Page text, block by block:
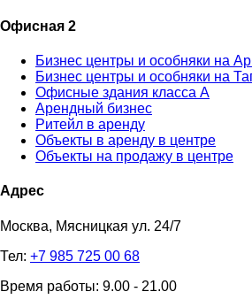
Офисная 2
Бизнес центры и особняки на
Бизнес центры и особняки на
Офисные здания класса А
Арендный бизнес
Ритейл в аренду
Объекты в аренду в центре
Объекты на продажу в центре
Адрес
Москва, Мясницкая ул. 24/7
Тел: +7 985 725 00 68
Время работы: 9.00 - 21.00